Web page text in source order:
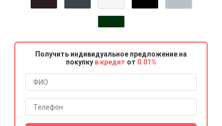
Получить индивидуальное предложение на
покупку в кредит от 0.01%